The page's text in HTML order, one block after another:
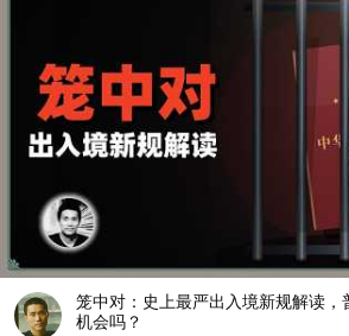
笼中对：史上最严出入境新规解读，
机会吗？